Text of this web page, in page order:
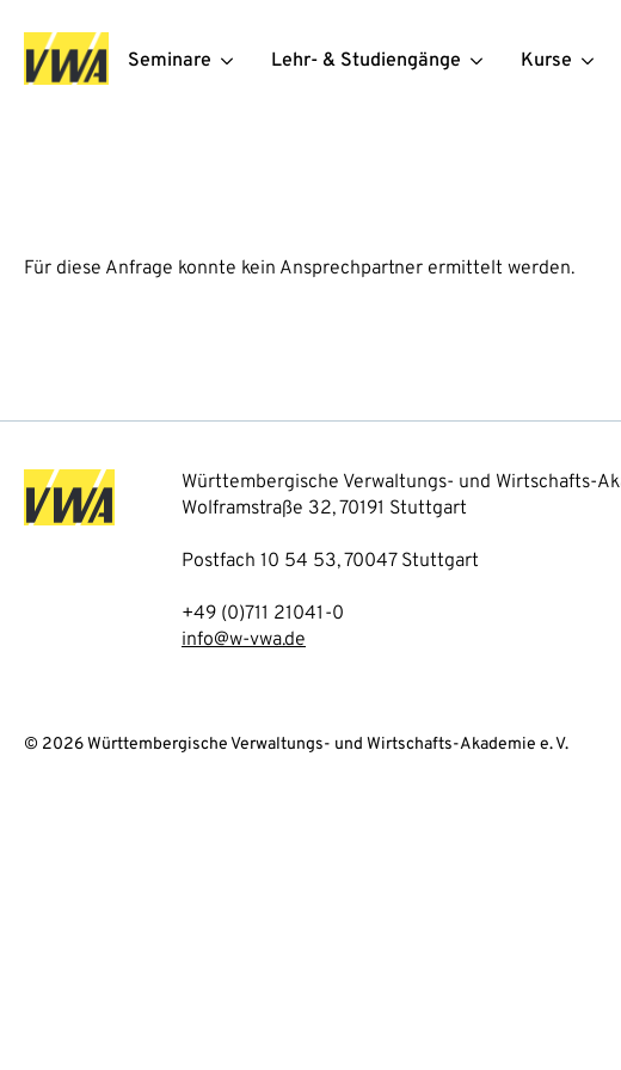
Seminare Lehr- & Studiengänge Kurse
Für diese Anfrage konnte kein Ansprechpartner ermittelt werden.
Württembergische Verwaltungs- und Wirtschafts-
Wolframstraße 32, 70191 Stuttgart
Postfach 10 54 53, 70047 Stuttgart
+49 (0)711 21041-0
info@w-vwa.de
© 2026 Württembergische Verwaltungs- und Wirtschafts-Akademie e. V.